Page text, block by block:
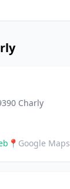
Charly
📍 Google Maps